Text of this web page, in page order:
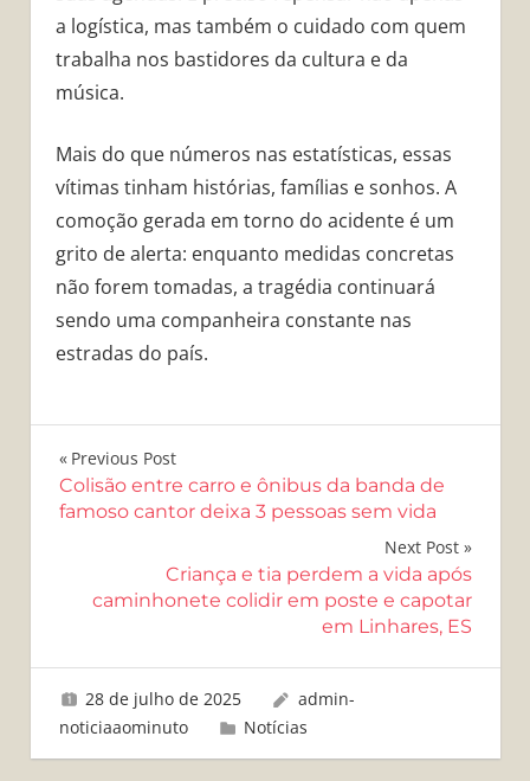
a logística, mas também o cuidado com quem
trabalha nos bastidores da cultura e da
música.
Mais do que números nas estatísticas, essas
vítimas tinham histórias, famílias e sonhos. A
comoção gerada em torno do acidente é um
grito de alerta: enquanto medidas concretas
não forem tomadas, a tragédia continuará
sendo uma companheira constante nas
estradas do país.
Navegação
de
Previous Post
Colisão entre carro e ônibus da banda de
famoso cantor deixa 3 pessoas sem vida
Next Post
Criança e tia perdem a vida após
caminhonete colidir em poste e capotar
em Linhares, ES
28 de julho de 2025
admin-
noticiaaominuto
Notícias